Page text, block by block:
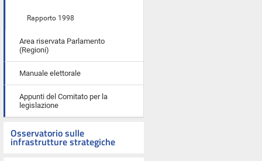
Rapporto 1998
Area riservata Parlamento
(Regioni)
Manuale elettorale
Appunti del Comitato per la
legislazione
Osservatorio sulle
infrastrutture strategiche